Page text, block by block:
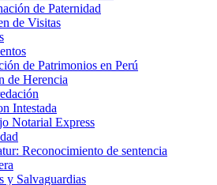
de Paternidad
de Visitas
de Patrimonios en Perú
de Herencia
Intestada
Notarial Express
Reconocimiento de sentencia
y Salvaguardias